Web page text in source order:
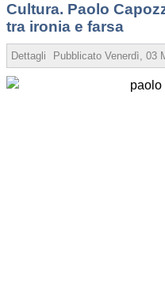
Cultura. Paolo
tra ironia e farsa
Dettagli Pubblicato Venerdì, 03